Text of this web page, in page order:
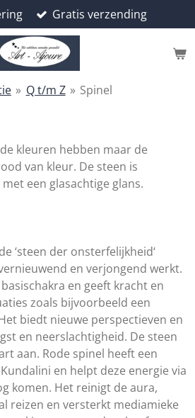
Gratis verzending
» Q t/m Z » Spinel
kleuren hebben maar de
van kleur. De steen is
een glasachtige glans.
‘steen der onsterfelijkheid‘
en verjongend werkt.
en geeft kracht en
zoals bijvoorbeeld een
biedt nieuwe perspectieven en
en neerslachtigheid. De steen
aan. Rode spinel heeft een
en helpt deze energie via
komen. Het reinigt de aura,
reizen en versterkt mediamieke